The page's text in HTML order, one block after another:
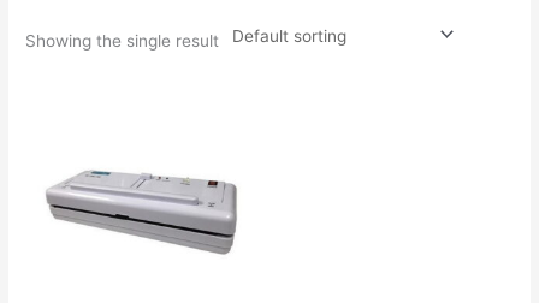
Showing the single result